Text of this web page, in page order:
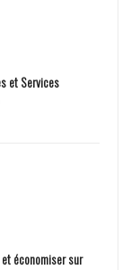
et Services
économiser sur